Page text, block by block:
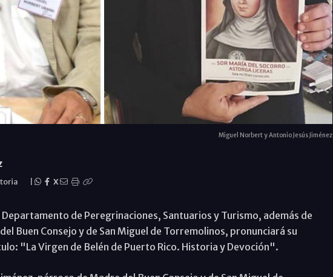
Miguel Norbert y Antonio Jesús Jiménez
X
de Peregrinaciones, Santuarios y Turismo, además de
Buen Consejo y de San Miguel de Torremolinos, pronunciará su
"La Virgen de Belén de Puerto Rico. Historia y Devoción".